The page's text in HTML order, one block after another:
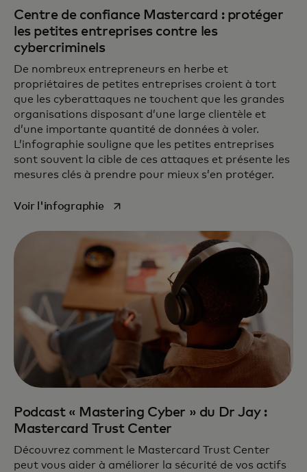
Centre de confiance Mastercard : protéger
les petites entreprises contre les
cybercriminels
De nombreux entrepreneurs en herbe et
propriétaires de petites entreprises croient à tort
que les cyberattaques ne touchent que les grandes
organisations disposant d’une large clientèle et
d’une importante quantité de données à voler.
L’infographie souligne que les petites entreprises
sont souvent la cible de ces attaques et présente les
mesures clés à prendre pour mieux s’en protéger.
Voir l'infographies’ouvre dans un nouvel onglet
Podcast « Mastering Cyber » du Dr Jay :
Mastercard Trust Center
Découvrez comment le Mastercard Trust Center
peut vous aider à améliorer la sécurité de vos actifs